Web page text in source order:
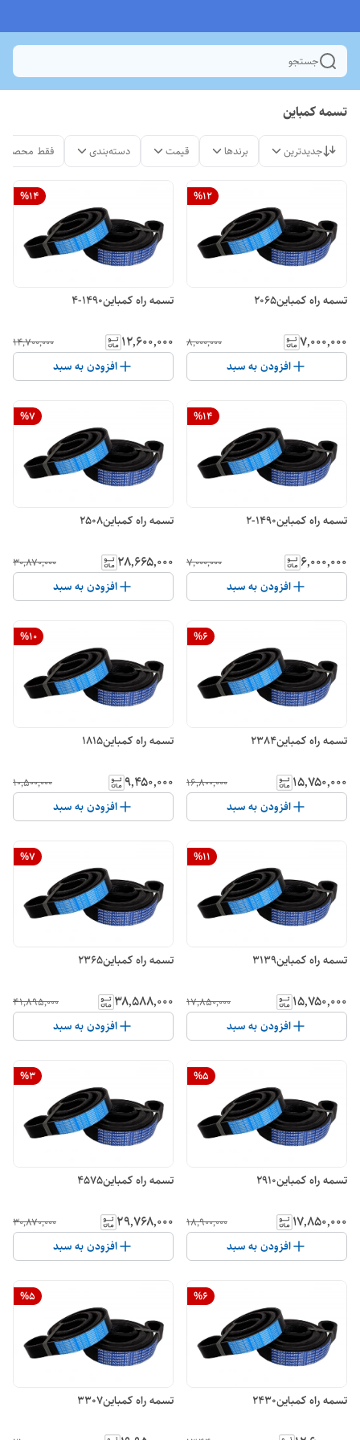
جستجو
تسمه کمباین
جدیدترین برندها قیمت دسته‌بندی فقط
%12
تسمه راه کمباین2065
۷٬۰۰۰٬۰۰۰ ۸٬۰۰۰٬۰۰۰
افزودن به سبد
%14
تسمه راه کمباین1490-4
۱۲٬۶۰۰٬۰۰۰ ۱۴٬۷۰۰٬۰۰۰
افزودن به سبد
%14
تسمه راه کمباین1490-2
۶٬۰۰۰٬۰۰۰ ۷٬۰۰۰٬۰۰۰
افزودن به سبد
%7
تسمه راه کمباین2508
۲۸٬۶۶۵٬۰۰۰ ۳۰٬۸۷۰٬۰۰۰
افزودن به سبد
%6
تسمه راه کمباین2384
۱۵٬۷۵۰٬۰۰۰ ۱۶٬۸۰۰٬۰۰۰
افزودن به سبد
%10
تسمه راه کمباین1815
۹٬۴۵۰٬۰۰۰ ۱۰٬۵۰۰٬۰۰۰
افزودن به سبد
%11
تسمه راه کمباین3139
۱۵٬۷۵۰٬۰۰۰ ۱۷٬۸۵۰٬۰۰۰
افزودن به سبد
%7
تسمه راه کمباین2365
۳۸٬۵۸۸٬۰۰۰ ۴۱٬۸۹۵٬۰۰۰
افزودن به سبد
%5
تسمه راه کمباین2910
۱۷٬۸۵۰٬۰۰۰ ۱۸٬۹۰۰٬۰۰۰
افزودن به سبد
%3
تسمه راه کمباین4575
۲۹٬۷۶۸٬۰۰۰ ۳۰٬۸۷۰٬۰۰۰
افزودن به سبد
%6
تسمه راه کمباین2430
%5
تسمه راه کمباین3307